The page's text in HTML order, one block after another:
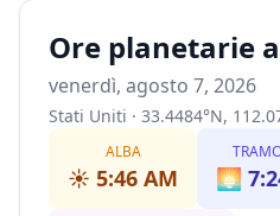
Ore planetarie
venerdì, agosto 7, 2026
Stati Uniti · 33.4484°N,
ALBA
☀️ 5:46 AM 🌅